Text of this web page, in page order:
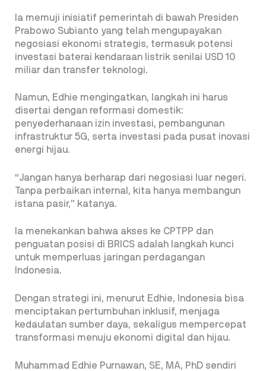
Ia memuji inisiatif pemerintah di bawah Presiden
Prabowo Subianto yang telah mengupayakan
negosiasi ekonomi strategis, termasuk potensi
investasi baterai kendaraan listrik senilai USD 10
miliar dan transfer teknologi.
Namun, Edhie mengingatkan, langkah ini harus
disertai dengan reformasi domestik:
penyederhanaan izin investasi, pembangunan
infrastruktur 5G, serta investasi pada pusat inovasi
energi hijau.
“Jangan hanya berharap dari negosiasi luar negeri.
Tanpa perbaikan internal, kita hanya membangun
istana pasir,” katanya.
Ia menekankan bahwa akses ke CPTPP dan
penguatan posisi di BRICS adalah langkah kunci
untuk memperluas jaringan perdagangan
Indonesia.
Dengan strategi ini, menurut Edhie, Indonesia bisa
menciptakan pertumbuhan inklusif, menjaga
kedaulatan sumber daya, sekaligus mempercepat
transformasi menuju ekonomi digital dan hijau.
Muhammad Edhie Purnawan, SE, MA, PhD sendiri